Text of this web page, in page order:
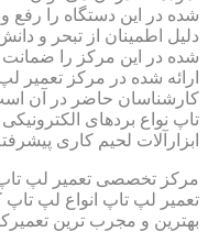
شده در این دستگاه را رفع
دلیل اطمینان از تبحر و
شده در این مرکز را ضمانت
ارائه شده در مرکز تعمیر
کارشناسان حاضر در آن
تاپ نواع بردهای
ابزارآلات لحیم کاری
مرکز تخصصی تعمیر لپ تاپ
تعمیر لپ تاپ انواع لپ تاپ
بهترین و مجرب ترین